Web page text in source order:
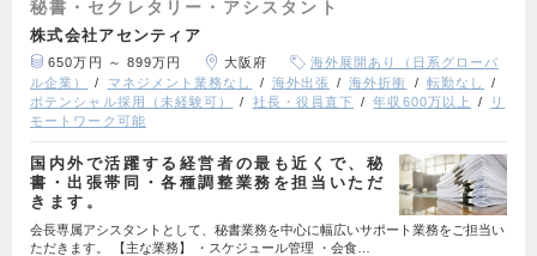
秘書・セクレタリー・アシスタント
株式会社アセンティア
650万円 ～ 899万円 大阪府
海外展開あり（日系グローバ
ル企業）
マネジメント業務なし 海外出張 海外折衝
転勤なし
ポテンシャル採用（未経験可）
社長・役員直下 年収600万以上
リ
モートワーク可能
国内外で活躍する経営者の最も近くで、秘
書・出張帯同・各種調整業務を担当いただ
きます。
会長専属アシスタントとして、秘書業務を中心に幅広いサポート業務をご担当い
ただきます。 【主な業務】 ・スケジュール管理 ・会食…